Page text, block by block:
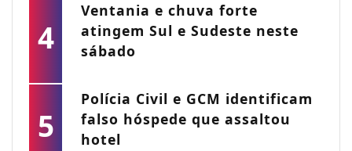
4
Ventania e chuva forte
atingem Sul e Sudeste neste
sábado
5
Polícia Civil e GCM identificam
falso hóspede que assaltou
hotel